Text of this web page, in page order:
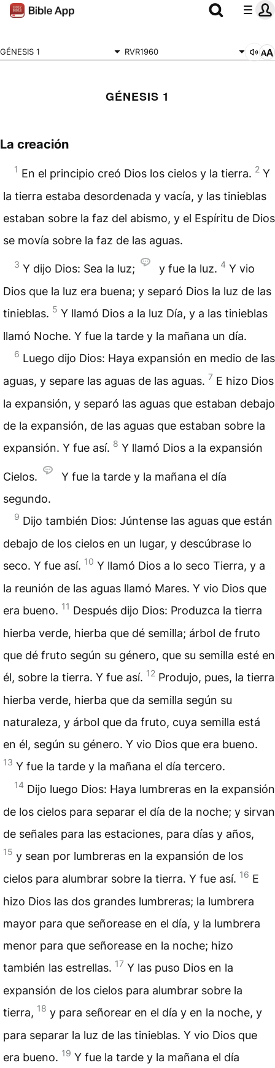
GÉNESIS 1 RVR1960
GÉNESIS 1
La creación
1 En el principio creó Dios los cielos y la tierra. 2 Y
la tierra estaba desordenada y vacía, y las tinieblas
estaban sobre la faz del abismo, y el Espíritu de Dios
se movía sobre la faz de las aguas.
3 Y dijo Dios: Sea la luz; y fue la luz. 4 Y vio
Dios que la luz era buena; y separó Dios la luz de las
tinieblas. 5 Y llamó Dios a la luz Día, y a las tinieblas
llamó Noche. Y fue la tarde y la mañana un día.
6 Luego dijo Dios: Haya expansión en medio de las
aguas, y separe las aguas de las aguas. 7 E hizo Dios
la expansión, y separó las aguas que estaban debajo
de la expansión, de las aguas que estaban sobre la
expansión. Y fue así. 8 Y llamó Dios a la expansión
Cielos.
Y fue la tarde y la mañana el día
segundo.
9 Dijo también Dios: Júntense las aguas que están
debajo de los cielos en un lugar, y descúbrase lo
seco. Y fue así. 10 Y llamó Dios a lo seco Tierra, y a
la reunión de las aguas llamó Mares. Y vio Dios que
era bueno. 11 Después dijo Dios: Produzca la tierra
hierba verde, hierba que dé semilla; árbol de fruto
que dé fruto según su género, que su semilla esté en
él, sobre la tierra. Y fue así. 12 Produjo, pues, la tierra
hierba verde, hierba que da semilla según su
naturaleza, y árbol que da fruto, cuya semilla está
en él, según su género. Y vio Dios que era bueno.
13 Y fue la tarde y la mañana el día tercero.
14 Dijo luego Dios: Haya lumbreras en la expansión
de los cielos para separar el día de la noche; y sirvan
de señales para las estaciones, para días y años,
15 y sean por lumbreras en la expansión de los
cielos para alumbrar sobre la tierra. Y fue así. 16 E
hizo Dios las dos grandes lumbreras; la lumbrera
mayor para que señorease en el día, y la lumbrera
menor para que señorease en la noche; hizo
también las estrellas. 17 Y las puso Dios en la
expansión de los cielos para alumbrar sobre la
tierra, 18 y para señorear en el día y en la noche, y
para separar la luz de las tinieblas. Y vio Dios que
era bueno. 19 Y fue la tarde y la mañana el día